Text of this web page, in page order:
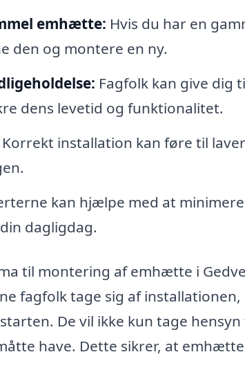
emhætte: Hvis du har en
den og montere en ny.
Fagfolk kan give dig
dens levetid og funktionalitet.
Korrekt installation kan føre til
kan hjælpe med at
dagligdag.
til montering af emhætte i
fagfolk tage sig af
De vil ikke kun tage
have. Dette sikrer, at